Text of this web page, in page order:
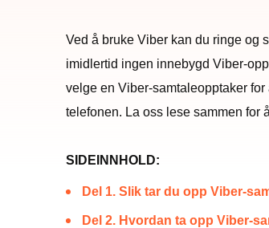
Ved å bruke Viber kan du ringe og
imidlertid ingen innebygd Viber-
velge en Viber-samtaleopptaker
telefonen. La oss lese sammen for
SIDEINNHOLD:
Del 1. Slik tar du opp Viber-
Del 2. Hvordan ta opp Viber-